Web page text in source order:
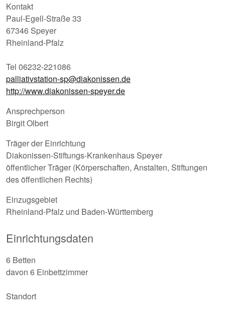
Kontakt
Paul-Egell-Straße 33
67346 Speyer
Rheinland-Pfalz
Tel 06232-221086
palliativstation-sp@diakonissen.de
http://www.diakonissen-speyer.de
Ansprechperson
Birgit Olbert
Träger der Einrichtung
Diakonissen-Stiftungs-Krankenhaus Speyer
öffentlicher Träger (Körperschaften, Anstalten, Stiftungen
des öffentlichen Rechts)
Einzugsgebiet
Rheinland-Pfalz und Baden-Württemberg
Einrichtungsdaten
6 Betten
davon 6 Einbettzimmer
Standort